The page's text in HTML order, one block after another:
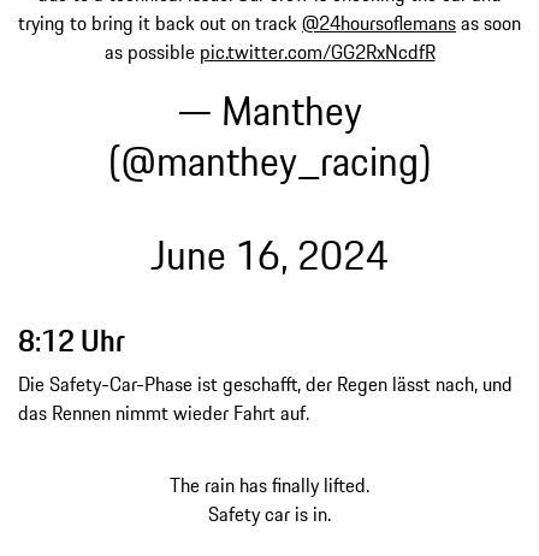
trying to bring it back out on track@24hoursoflemansas soon
as possible pic.twitter.com/GG2RxNcdfR
— Manthey
(@manthey_racing)
June 16, 2024
8:12 Uhr
Die Safety-Car-Phase ist geschafft, der Regen lässt nach, und
das Rennen nimmt wieder Fahrt auf.
The rain has finally lifted.
Safety car is in.